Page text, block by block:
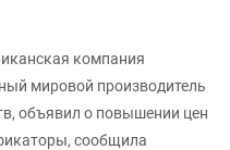
компания
мировой производитель
объявил о повышении цен
сообщила